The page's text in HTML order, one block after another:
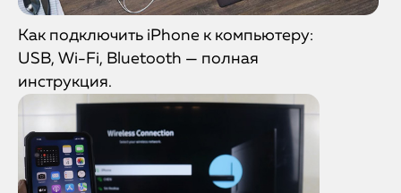
Как подключить iPhone к компьютеру:
USB, Wi-Fi, Bluetooth — полная
инструкция.